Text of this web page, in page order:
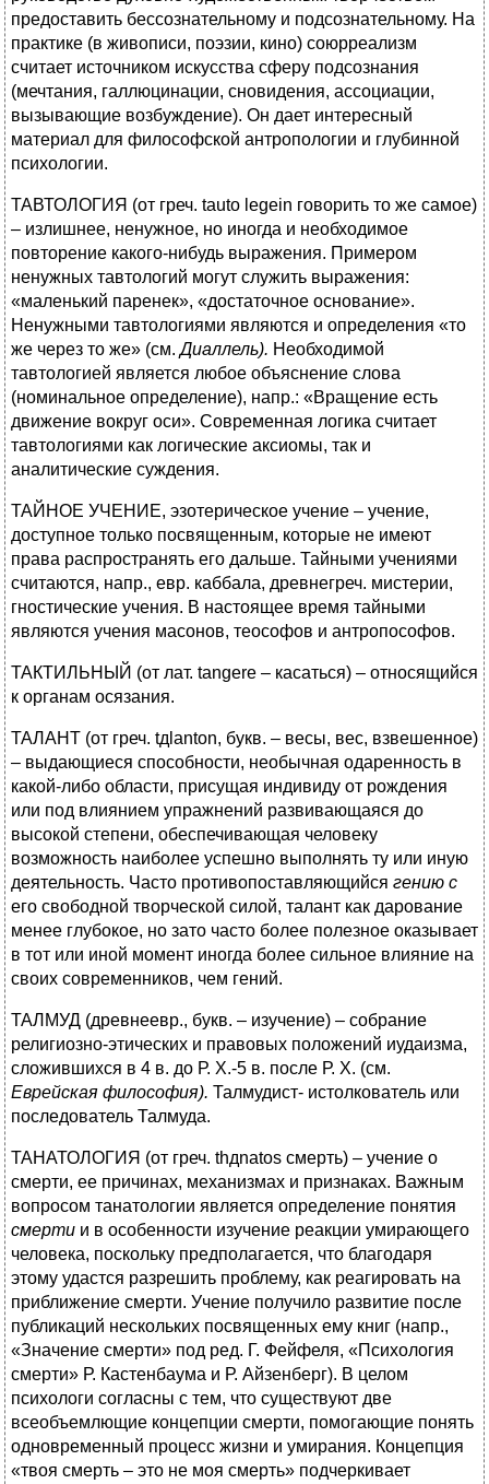
предоставить бессознательному и подсознательному. На
практике (в живописи, поэзии, кино) союрреализм
считает источником искусства сферу подсознания
(мечтания, галлюцинации, сновидения, ассоциации,
вызывающие возбуждение). Он дает интересный
материал для философской антропологии и глубинной
психологии.
ТАВТОЛОГИЯ (от греч. tauto legein говорить то же самое)
– излишнее, ненужное, но иногда и необходимое
повторение какого-нибудь выражения. Примером
ненужных тавтологий могут служить выражения:
«маленький паренек», «достаточное основание».
Ненужными тавтологиями являются и определения «то
же через то же» (см.Диаллель). Необходимой
тавтологией является любое объяснение слова
(номинальное определение), напр.: «Вращение есть
движение вокруг оси». Современная логика считает
тавтологиями как логические аксиомы, так и
аналитические суждения.
ТАЙНОЕ УЧЕНИЕ, эзотерическое учение – учение,
доступное только посвященным, которые не имеют
права распространять его дальше. Тайными учениями
считаются, напр., евр. каббала, древнегреч. мистерии,
гностические учения. В настоящее время тайными
являются учения масонов, теософов и антропософов.
ТАКТИЛЬНЫЙ (от лат. tangere – касаться) – относящийся
к органам осязания.
ТАЛАНТ (от греч. tдlanton, букв. – весы, вес, взвешенное)
– выдающиеся способности, необычная одаренность в
какой-либо области, присущая индивиду от рождения
или под влиянием упражнений развивающаяся до
высокой степени, обеспечивающая человеку
возможность наиболее успешно выполнять ту или иную
деятельность. Часто противопоставляющийся гению с
его свободной творческой силой, талант как дарование
менее глубокое, но зато часто более полезное оказывает
в тот или иной момент иногда более сильное влияние на
своих современников, чем гений.
ТАЛМУД (древнеевр., букв. – изучение) – собрание
религиозно-этических и правовых положений иудаизма,
сложившихся в 4 в. до Р. X.-5 в. после Р. X. (см.
Еврейская философия). Талмудист- истолкователь или
последователь Талмуда.
ТАНАТОЛОГИЯ (от греч. thдnatos смерть) – учение о
смерти, ее причинах, механизмах и признаках. Важным
вопросом танатологии является определение понятия
смерти и в особенности изучение реакции умирающего
человека, поскольку предполагается, что благодаря
этому удастся разрешить проблему, как реагировать на
приближение смерти. Учение получило развитие после
публикаций нескольких посвященных ему книг (напр.,
«Значение смерти» под ред. Г. Фейфеля, «Психология
смерти» Р. Кастенбаума и Р. Айзенберг). В целом
психологи согласны с тем, что существуют две
всеобъемлющие концепции смерти, помогающие понять
одновременный процесс жизни и умирания. Концепция
«твоя смерть – это не моя смерть» подчеркивает